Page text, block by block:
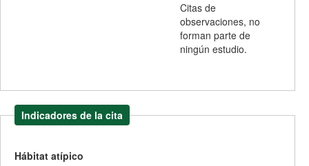
Citas de
observaciones, no
forman parte de
ningún estudio.
Indicadores de la cita
Hábitat atípico